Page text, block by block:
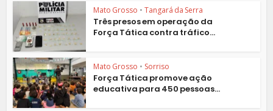
Mato Grosso • Tangará da Serra
Três presos em operação da
Força Tática contra tráfico...
Mato Grosso • Sorriso
Força Tática promove ação
educativa para 450 pessoas...